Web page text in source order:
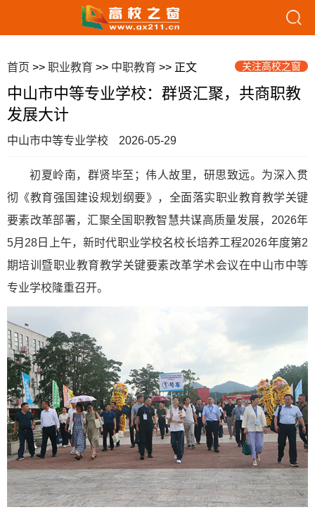
首页 >> 职业教育 >> 中职教育 >> 正文 关注高校之窗
中山市中等专业学校：群贤汇聚，共商职教
发展大计
中山市中等专业学校 2026-05-29
初夏岭南，群贤毕至；伟人故里，研思致远。为深入贯
彻《教育强国建设规划纲要》，全面落实职业教育教学关键
要素改革部署，汇聚全国职教智慧共谋高质量发展，2026年
5月28日上午，新时代职业学校名校长培养工程2026年度第2
期培训暨职业教育教学关键要素改革学术会议在中山市中等
专业学校隆重召开。